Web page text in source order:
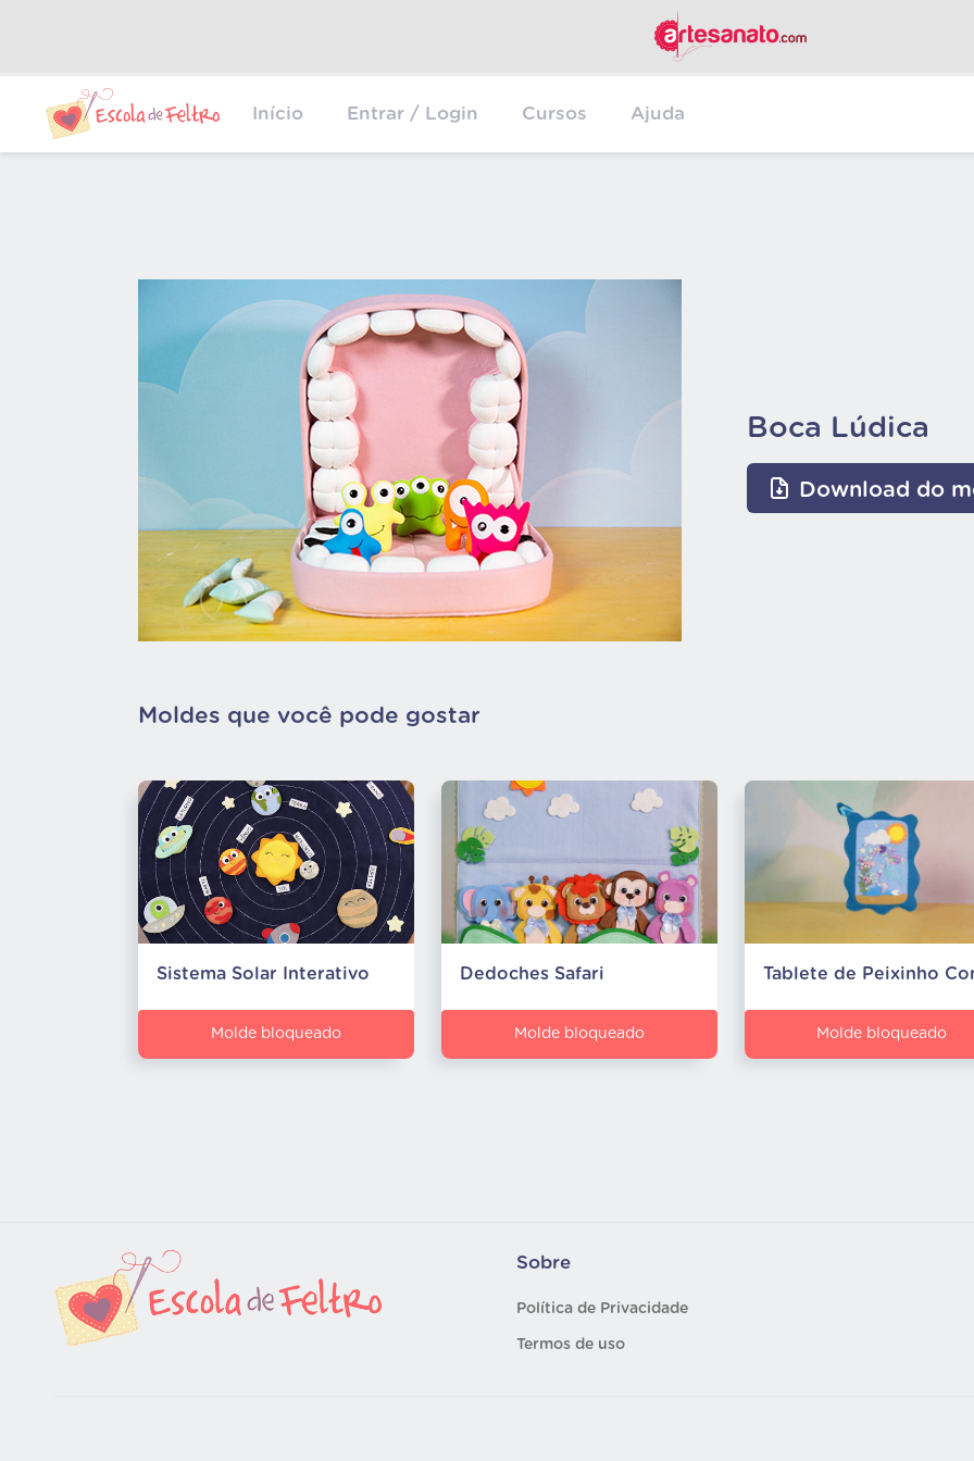
Início Entrar / Login Cursos Ajuda
Boca Lúdica
Download do
Moldes que você pode gostar
Sistema Solar Interativo
Molde bloqueado
Dedoches Safari
Molde bloqueado Molde bloqueado
Sobre
Política de Privacidade
Termos de uso